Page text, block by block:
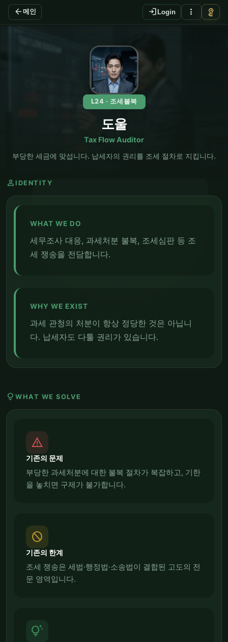
arrow_back 메인 login Login more_vert vpn_key
EN
L24 · 조세불복
도울
Tax Flow Auditor
부당한 세금에 맞섭니다. 납세자의 권리를 조세 절차로 지킵니다.
person IDENTITY
WHAT WE DO
세무조사 대응, 과세처분 불복, 조세심판 등 조
세 쟁송을 전담합니다.
WHY WE EXIST
과세 관청의 처분이 항상 정당한 것은 아닙니
다. 납세자도 다툴 권리가 있습니다.
lightbulb WHAT WE SOLVE
report_problem
기존의 문제
부당한 과세처분에 대한 불복 절차가 복잡하고, 기한
을 놓치면 구제가 불가합니다.
block
기존의 한계
조세 쟁송은 세법·행정법·소송법이 결합된 고도의 전
문 영역입니다.
tips_and_updates